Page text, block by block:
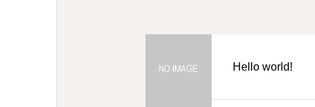
Hello world!